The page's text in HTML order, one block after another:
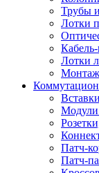
Трубы
Лотки
Лотки
Модули
Патч-
Патч-